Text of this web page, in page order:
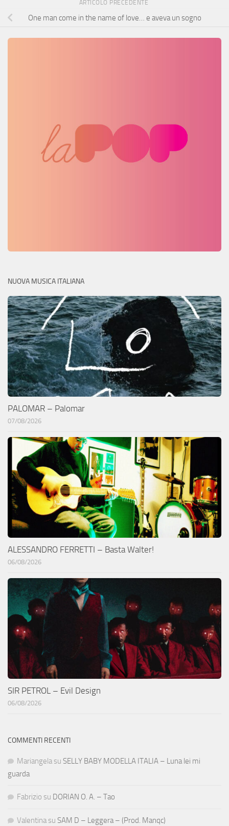
ARTICOLO PRECEDENTE
One man come in the name of love… e aveva un sogno
NUOVA MUSICA ITALIANA
PALOMAR – Palomar
07/08/2026
ALESSANDRO FERRETTI – Basta Walter!
06/08/2026
SIR PETROL – Evil Design
06/08/2026
COMMENTI RECENTI
Mariangela su SELLY BABY MODELLA ITALIA – Luna lei mi
guarda
Fabrizio su DORIAN O. A. – Tao
Valentina su SAM D – Leggera – (Prod. Manqc)